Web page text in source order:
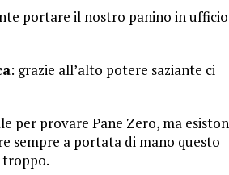
portare il nostro panino in
: grazie all’alto potere saziante ci
per provare Pane Zero, ma
sempre a portata di mano questo
troppo.